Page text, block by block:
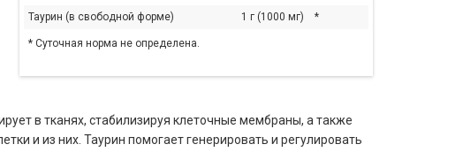
Таурин (в свободной форме) 1 г (1000 мг) *
* Суточная норма не определена.
в тканях, стабилизируя клеточные мембраны, а также
и из них. Таурин помогает генерировать и регулировать